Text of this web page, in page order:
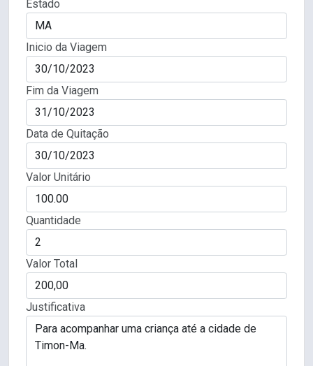
Estado
Inicio da Viagem
Fim da Viagem
Data de Quitação
Valor Unitário
Quantidade
Valor Total
Justificativa